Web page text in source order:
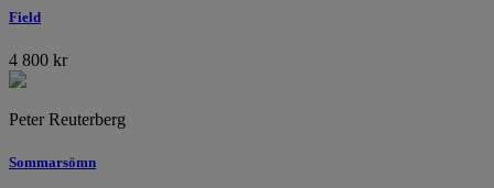
Field
4 800 kr
Peter Reuterberg
Sommarsömn